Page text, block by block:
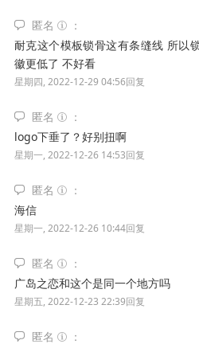
匿名
耐克这个模板锁骨这有条缝线 所以
徽更低了 不好看
星期四, 2022-12-29 04:56回复
匿名
logo下垂了？好别扭啊
星期一, 2022-12-26 14:53回复
匿名
海信
星期一, 2022-12-26 10:44回复
匿名
广岛之恋和这个是同一个地方吗
星期五, 2022-12-23 22:39回复
匿名